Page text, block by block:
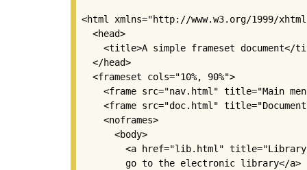
<html xmlns="http://www.w3.org/1999/
  <head>
<title>A simple frameset document</
  </head>
  <frameset cols="10%, 90%">
<frame src="nav.html" title="Main
<frame src="doc.html"
    <noframes>
      <body>
<a href="lib.html"
        go to the electronic library</a>